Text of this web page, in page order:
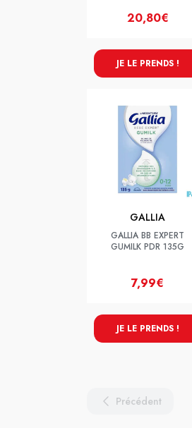
20,80€
JE LE PRENDS !
GALLIA
GALLIA BB EXPERT
GUMILK PDR 135G
7,99€
JE LE PRENDS !
Précédent